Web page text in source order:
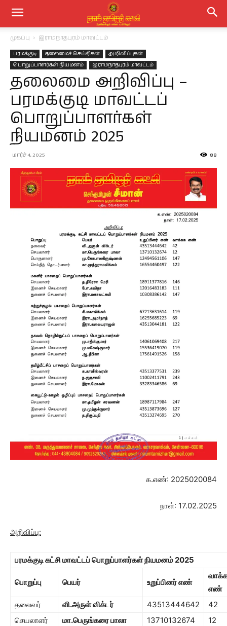
முகப்பு இராமநாதபுரம் மாவட்டம்
பரமக்குடி தலைமைச் செய்திகள்
அறிவிப்புகள்
பொறுப்பாளர்கள் நியமனம்
இராமநாதபுரம் மாவட்டம்
தலைமை அறிவிப்பு –
பரமக்குடி மாவட்டப்
பொறுப்பாளர்கள்
நியமனம் 2025
மார்ச் 4, 2025 88
க.எண்: 2025020084
நாள்: 17.02.2025
அறிவிப்பு:
பரமக்குடி கட்சி மாவட்டப் பொறுப்பாளர்கள் நியமனம்2025
பொறுப்பு பெயர் உறுப்பினர் எண்
எண்
தலைவர்
வி.அருள் விக்டர் 43513444642
42
செயலாளர்
மா.பெருங்கரை பாலா 13710132674
12